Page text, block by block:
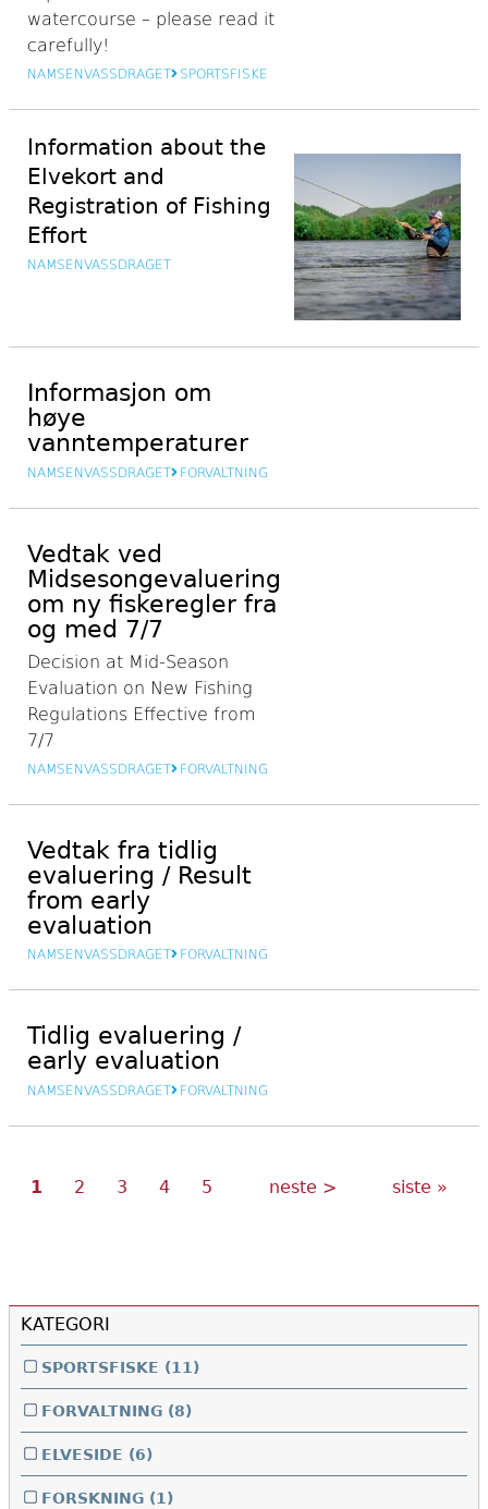
watercourse – please read it
carefully!
NAMSENVASSDRAGET SPORTSFISKE
Information about the
Elvekort and
Registration of Fishing
Effort
NAMSENVASSDRAGET
Informasjon om
høye
vanntemperaturer
NAMSENVASSDRAGET FORVALTNING
Vedtak ved
Midsesongevaluering
om ny fiskeregler fra
og med 7/7
Decision at Mid-Season
Evaluation on New Fishing
Regulations Effective from
7/7
NAMSENVASSDRAGET FORVALTNING
Vedtak fra tidlig
evaluering / Result
from early
evaluation
NAMSENVASSDRAGET FORVALTNING
Tidlig evaluering /
early evaluation
NAMSENVASSDRAGET FORVALTNING
Sider
Nåværende
1 Side
2 Side
3 Side
4 Side
5
Neste
neste >
Siste
siste »
KATEGORI
SPORTSFISKE (11)
FORVALTNING (8)
ELVESIDE (6)
FORSKNING (1)